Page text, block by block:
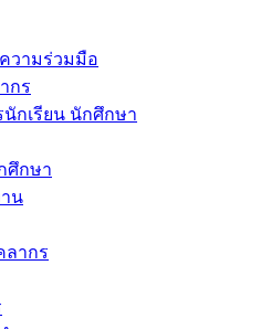
วามร่วมมือ
กร
กเรียน นักศึกษา
ศึกษา
น
ลากร